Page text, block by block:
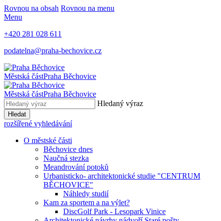
Rovnou na obsah Rovnou na menu
Menu
+420 281 028 611
podatelna@praha-bechovice.cz
Městská částPraha Běchovice
Městská částPraha Běchovice
Hledaný výraz
Hledat
rozšířené vyhledávání
O městské části
Běchovice dnes
Naučná stezka
Meandrování potoků
Urbanisticko- architektonické studie "CENTRUM
BĚCHOVICE"
Náhledy studií
Kam za sportem a na výlet?
DiscGolf Park - Lesopark Vinice